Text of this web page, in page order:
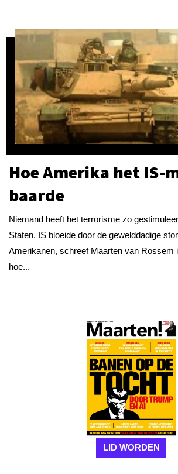
Hoe Amerika het IS-
baarde
Niemand heeft het terrorisme zo
Staten. IS bloeide door de gewelddadige
Amerikanen, schreef Maarten van Rossem
hoe...
LID WORDEN